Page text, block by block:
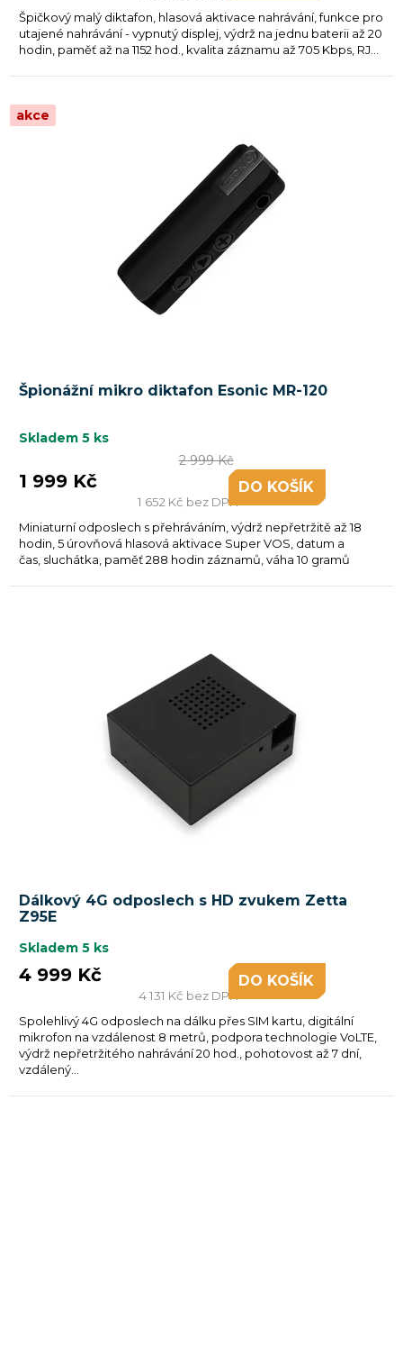
Špičkový malý diktafon, hlasová aktivace nahrávání, funkce pro
utajené nahrávání - vypnutý displej, výdrž na jednu baterii až 20
hodin, paměť až na 1152 hod., kvalita záznamu až 705 Kbps, RJ...
akce
Špionážní mikro diktafon Esonic MR-120
Skladem 5 ks
1 652 Kč bez DPH
1 999 Kč
2 999 Kč
DO KOŠÍKU
Miniaturní odposlech s přehráváním, výdrž nepřetržitě až 18
hodin, 5 úrovňová hlasová aktivace Super VOS, datum a
čas, sluchátka, paměť 288 hodin záznamů, váha 10 gramů
Dálkový 4G odposlech s HD zvukem Zetta
Z95E
Skladem 5 ks
4 131 Kč bez DPH
4 999 Kč DO KOŠÍKU
Spolehlivý 4G odposlech na dálku přes SIM kartu, digitální
mikrofon na vzdálenost 8 metrů, podpora technologie VoLTE,
výdrž nepřetržitého nahrávání 20 hod., pohotovost až 7 dní,
vzdálený...